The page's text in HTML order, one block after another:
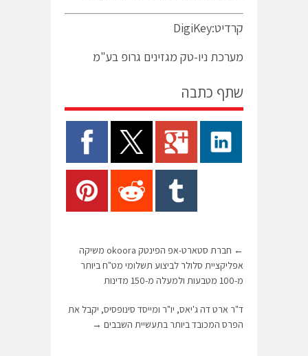
קרדיט:DigiKey
מערכת ניו-טק מגזינים גרופ בע"מ
שתף כתבה
←
חברת סטארט-אפ הפינטק okoora משיקה
אפליקציית סלולר לביצוע תשלומי מט"ח ביותר
מ-100 מטבעות ולמעלה מ-150 מדינות
ד"ר ארט דה ג'יאס, יו"ר ומייסד סינופסיס, יקבל את
הפרס המכובד ביותר בתעשיית השבבים →